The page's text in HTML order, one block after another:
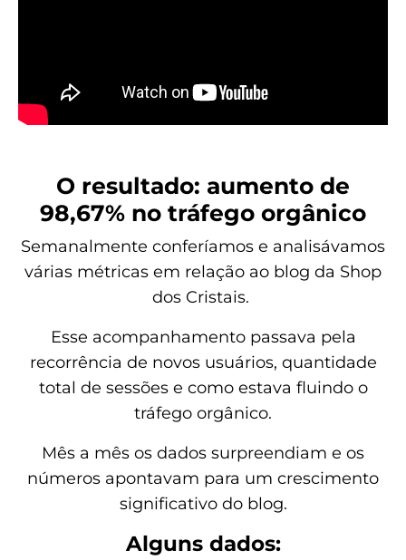
O resultado: aumento de
98,67% no tráfego orgânico
Semanalmente conferíamos e analisávamos
várias métricas em relação ao blog da Shop
dos Cristais.
Esse acompanhamento passava pela
recorrência de novos usuários, quantidade
total de sessões e como estava fluindo o
tráfego orgânico.
Mês a mês os dados surpreendiam e os
números apontavam para um crescimento
significativo do blog.
Alguns dados: